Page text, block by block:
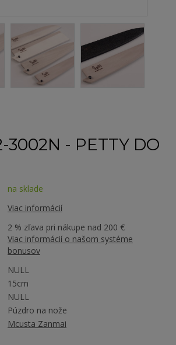
3002N - PETTY DO
na sklade
Viac informácií
2 % zľava pri nákupe nad 200 €
Viac informácií o našom systéme
bonusov
NULL
15cm
NULL
Púzdro na nože
Mcusta Zanmai